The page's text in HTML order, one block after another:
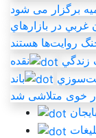
برگزار می شود
غربي در بازارهاي
روايت‌ها هستند
زندگي
نقده
باند
در خوی متلاشی شد